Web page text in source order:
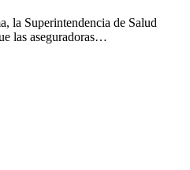
la Superintendencia de Salud
las aseguradoras…